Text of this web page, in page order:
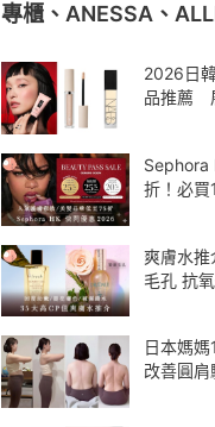
專櫃、ANESSA、
2026日
品推薦
Sephora
折！必買
爽膚水
毛孔 抗
日本媽
改善圓